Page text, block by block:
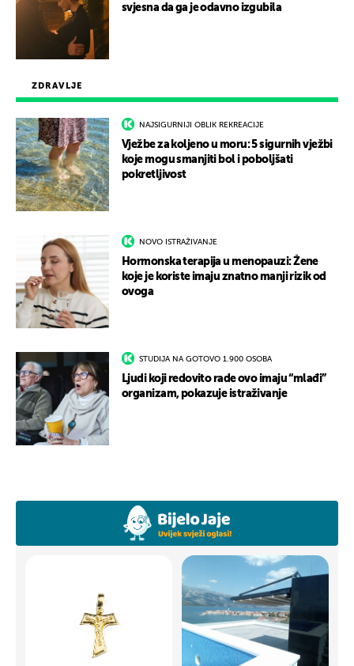
ZDRAVLJE
NAJSIGURNIJI OBLIK REKREACIJE
Vježbe za koljeno u moru: 5 sigurnih vježbi
koje mogu smanjiti bol i poboljšati
pokretljivost
NOVO ISTRAŽIVANJE
Hormonska terapija u menopauzi: Žene
koje je koriste imaju znatno manji rizik od
ovoga
STUDIJA NA GOTOVO 1.900 OSOBA
Ljudi koji redovito rade ovo imaju “mlađi”
organizam, pokazuje istraživanje
svjesna da ga je odavno izgubila